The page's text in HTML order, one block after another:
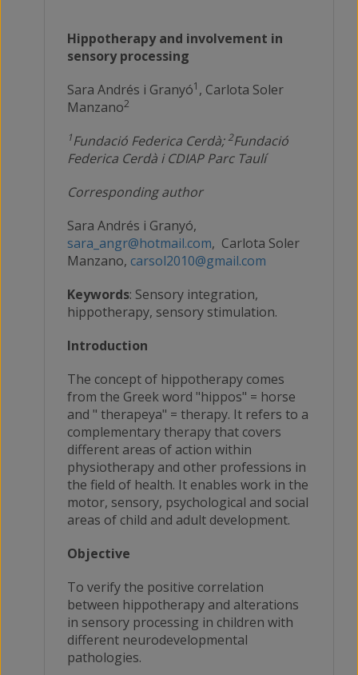
Hippotherapy and involvement in
sensory processing
Sara Andrés i Granyó1 , Carlota Soler
Manzano2
1Fundació Federica Cerdà; 2Fundació
Federica Cerdà i CDIAP Parc Taulí
Corresponding author
Sara Andrés i Granyó,
sara_angr@hotmail.com, Carlota Soler
Manzano, carsol2010@gmail.com
Keywords: Sensory integration,
hippotherapy, sensory stimulation.
Introduction
The concept of hippotherapy comes
from the Greek word "hippos" = horse
and " therapeya" = therapy. It refers to a
complementary therapy that covers
different areas of action within
physiotherapy and other professions in
the field of health. It enables work in the
motor, sensory, psychological and social
areas of child and adult development.
Objective
To verify the positive correlation
between hippotherapy and alterations
in sensory processing in children with
different neurodevelopmental
pathologies.